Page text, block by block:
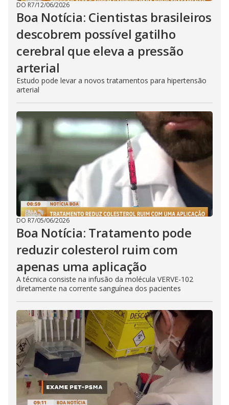
DO R7/12/06/2026
Boa Notícia: Cientistas brasileiros
descobrem possível gatilho
cerebral que eleva a pressão
arterial
Estudo pode levar a novos tratamentos para hipertensão
arterial
DO R7/05/06/2026
Boa Notícia: Tratamento pode
reduzir colesterol ruim com
apenas uma aplicação
A técnica consiste na infusão da molécula VERVE-102
diretamente na corrente sanguínea dos pacientes